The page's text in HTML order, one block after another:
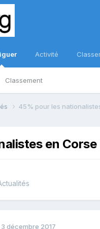
Classement
Activité
45% pour les
en Corse
3 décembre 2017